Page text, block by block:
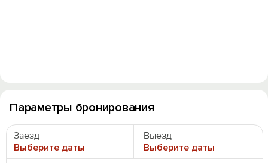
Параметры бронирования
Заезд
Выберите даты
Выезд
Выберите даты